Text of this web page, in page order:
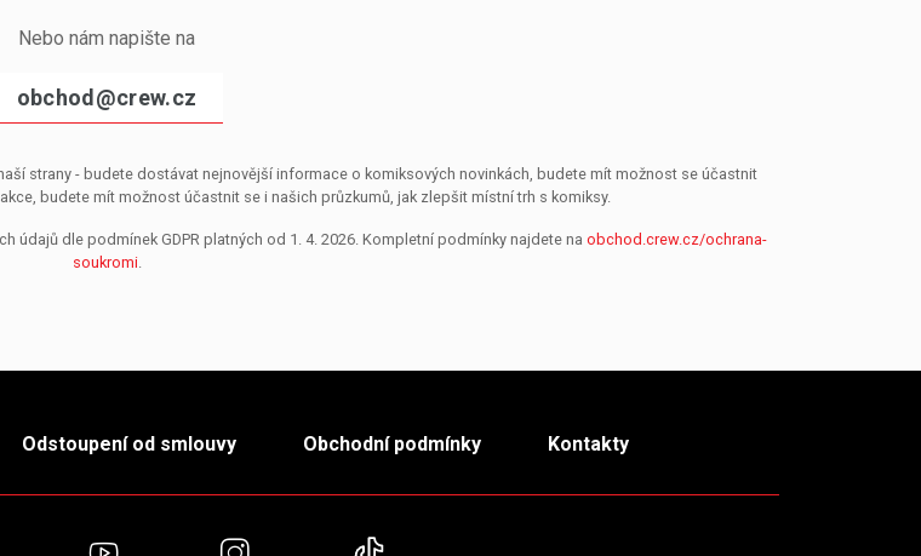
Nebo nám napište na
obchod@crew.cz
strany - budete dostávat nejnovější informace o komiksových novinkách, budete mít možnost se účastnit
budete mít možnost účastnit se i našich průzkumů, jak zlepšit místní trh s komiksy.
dle podmínek GDPR platných od 1. 4. 2026. Kompletní podmínky najdete na obchod.crew.cz/ochrana-
soukromi.
Odstoupení od smlouvy Obchodní podmínky Kontakty